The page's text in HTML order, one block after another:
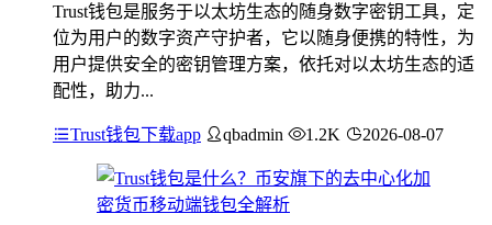
Trust钱包是服务于以太坊生态的随身数字密钥工具，定
位为用户的数字资产守护者，它以随身便携的特性，为
用户提供安全的密钥管理方案，依托对以太坊生态的适
配性，助力...
Trust钱包下载app qbadmin 1.2K 2026-08-07